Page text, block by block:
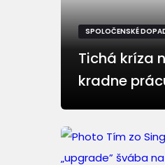
SPOLOČENSKÉ
Tichá kríza
kradne